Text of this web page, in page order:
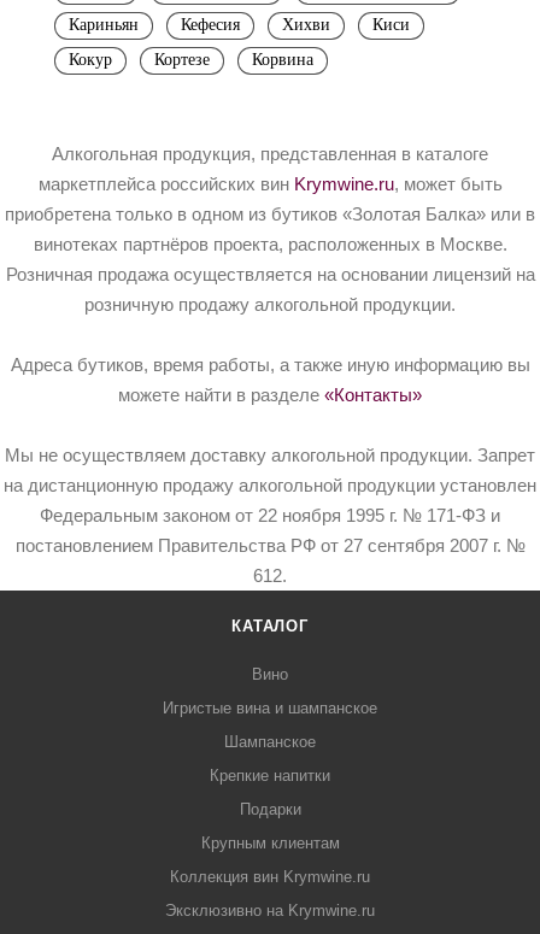
Кариньян
Кефесия Хихви
Киси
Кокур
Кортезе Корвина
Алкогольная продукция, представленная в каталоге
маркетплейса российских вин Krymwine.ru, может быть
приобретена только в одном из бутиков «Золотая Балка» или в
винотеках партнёров проекта, расположенных в Москве.
Розничная продажа осуществляется на основании лицензий на
розничную продажу алкогольной продукции.
Адреса бутиков, время работы, а также иную информацию вы
можете найти в разделе «Контакты»
Мы не осуществляем доставку алкогольной продукции. Запрет
на дистанционную продажу алкогольной продукции установлен
Федеральным законом от 22 ноября 1995 г. № 171-ФЗ и
постановлением Правительства РФ от 27 сентября 2007 г. №
612.
КАТАЛОГ
Вино
Игристые вина и шампанское
Шампанское
Крепкие напитки
Подарки
Крупным клиентам
Коллекция вин Krymwine.ru
Эксклюзивно на Krymwine.ru